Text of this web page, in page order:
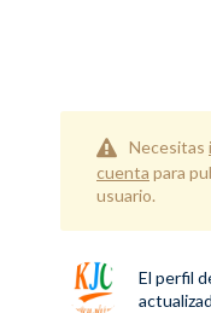
Necesitas
cuenta para
usuario.
El perfil